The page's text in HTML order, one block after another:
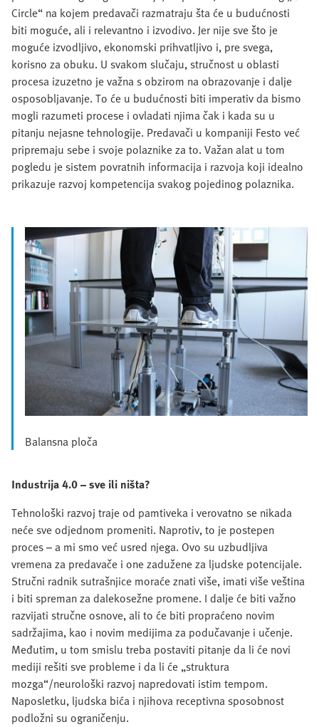
Circle“ na kojem predavači razmatraju šta će u budućnosti
biti moguće, ali i relevantno i izvodivo. Jer nije sve što je
moguće izvodljivo, ekonomski prihvatljivo i, pre svega,
korisno za obuku. U svakom slučaju, stručnost u oblasti
procesa izuzetno je važna s obzirom na obrazovanje i dalje
osposobljavanje. To će u budućnosti biti imperativ da bismo
mogli razumeti procese i ovladati njima čak i kada su u
pitanju nejasne tehnologije. Predavači u kompaniji Festo već
pripremaju sebe i svoje polaznike za to. Važan alat u tom
pogledu je sistem povratnih informacija i razvoja koji idealno
prikazuje razvoj kompetencija svakog pojedinog polaznika.
Balansna ploča
Industrija 4.0 – sve ili ništa?
Tehnološki razvoj traje od pamtiveka i verovatno se nikada
neće sve odjednom promeniti. Naprotiv, to je postepen
proces – a mi smo već usred njega. Ovo su uzbudljiva
vremena za predavače i one zadužene za ljudske potencijale.
Stručni radnik sutrašnjice moraće znati više, imati više veština
i biti spreman za dalekosežne promene. I dalje će biti važno
razvijati stručne osnove, ali to će biti propraćeno novim
sadržajima, kao i novim medijima za podučavanje i učenje.
Međutim, u tom smislu treba postaviti pitanje da li će novi
mediji rešiti sve probleme i da li će „struktura
mozga“/neurološki razvoj napredovati istim tempom.
Naposletku, ljudska bića i njihova receptivna sposobnost
podložni su ograničenju.